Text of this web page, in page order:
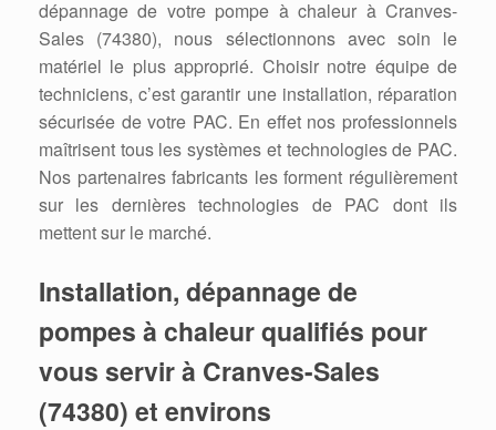
dépannage de votre pompe à chaleur à Cranves-
Sales (74380), nous sélectionnons avec soin le
matériel le plus approprié. Choisir notre équipe de
techniciens, c’est garantir une installation, réparation
sécurisée de votre PAC. En effet nos professionnels
maîtrisent tous les systèmes et technologies de PAC.
Nos partenaires fabricants les forment régulièrement
sur les dernières technologies de PAC dont ils
mettent sur le marché.
Installation, dépannage de
pompes à chaleur qualifiés pour
vous servir à Cranves-Sales
(74380) et environs